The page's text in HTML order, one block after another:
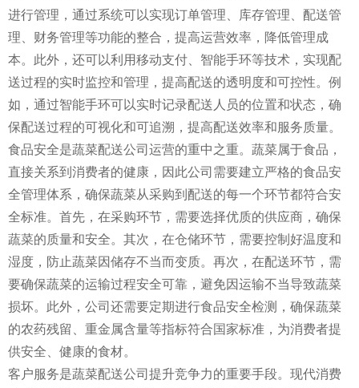
进行管理，通过系统可以实现订单管理、库存管理、配送管
理、财务管理等功能的整合，提高运营效率，降低管理成
本。此外，还可以利用移动支付、智能手环等技术，实现配
送过程的实时监控和管理，提高配送的透明度和可控性。例
如，通过智能手环可以实时记录配送人员的位置和状态，确
保配送过程的可视化和可追溯，提高配送效率和服务质量。
食品安全是蔬菜配送公司运营的重中之重。蔬菜属于食品，
直接关系到消费者的健康，因此公司需要建立严格的食品安
全管理体系，确保蔬菜从采购到配送的每一个环节都符合安
全标准。首先，在采购环节，需要选择优质的供应商，确保
蔬菜的质量和安全。其次，在仓储环节，需要控制好温度和
湿度，防止蔬菜因储存不当而变质。再次，在配送环节，需
要确保蔬菜的运输过程安全可靠，避免因运输不当导致蔬菜
损坏。此外，公司还需要定期进行食品安全检测，确保蔬菜
的农药残留、重金属含量等指标符合国家标准，为消费者提
供安全、健康的食材。
客户服务是蔬菜配送公司提升竞争力的重要手段。现代消费